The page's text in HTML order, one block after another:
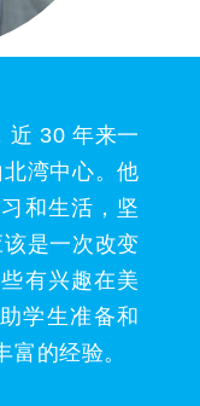
近 30 年来一
湾中心。他
和生活，坚
是一次改变
有兴趣在美
学生准备和
的经验。